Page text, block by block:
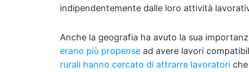
indipendentemente dalle loro attività
Anche la geografia ha avuto la sua
erano più propense ad avere lavori
rurali hanno cercato di attrarre lavoratori